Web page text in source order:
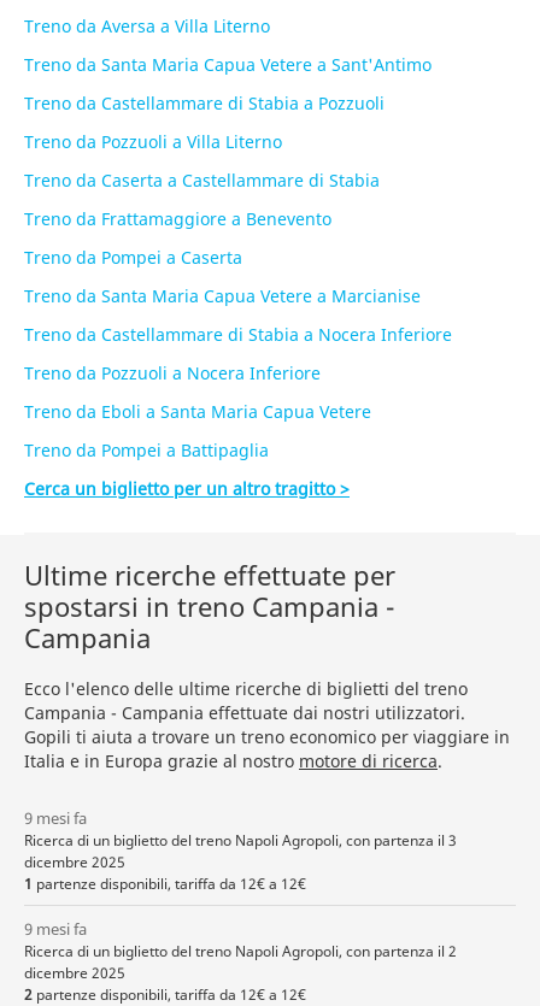
Treno da Aversa a Villa Literno
Treno da Santa Maria Capua Vetere a Sant'Antimo
Treno da Castellammare di Stabia a Pozzuoli
Treno da Pozzuoli a Villa Literno
Treno da Caserta a Castellammare di Stabia
Treno da Frattamaggiore a Benevento
Treno da Pompei a Caserta
Treno da Santa Maria Capua Vetere a Marcianise
Treno da Castellammare di Stabia a Nocera Inferiore
Treno da Pozzuoli a Nocera Inferiore
Treno da Eboli a Santa Maria Capua Vetere
Treno da Pompei a Battipaglia
Cerca un biglietto per un altro tragitto >
Ultime ricerche effettuate per
spostarsi in treno Campania -
Campania
Ecco l'elenco delle ultime ricerche di biglietti del treno
Campania - Campania effettuate dai nostri utilizzatori.
Gopili ti aiuta a trovare un treno economico per viaggiare in
Italia e in Europa grazie al nostro motore di ricerca.
9 mesi fa
Ricerca di un biglietto del treno Napoli Agropoli, con partenza il 3
dicembre 2025
1 partenze disponibili, tariffa da 12€ a 12€
9 mesi fa
Ricerca di un biglietto del treno Napoli Agropoli, con partenza il 2
dicembre 2025
2 partenze disponibili, tariffa da 12€ a 12€